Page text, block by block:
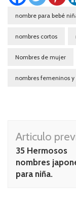
nombre para bebé
nombres cortos
Nombres de mujer
nombres femeninos y
de
Articulo
35 Hermosos
nombres
para niña.